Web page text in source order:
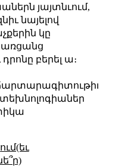
յայտնւում,
նայելով
կը
բերել ա։